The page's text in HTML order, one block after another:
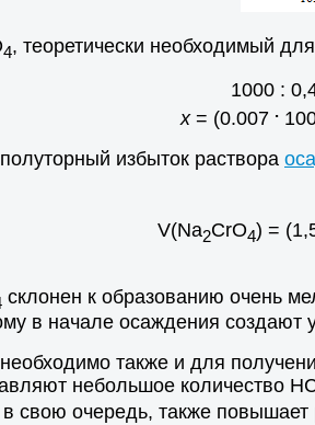
4, теоретически необходимый
1000 :
х= (0.007 .
избыток раствора
V(Na2CrO4) =
склонен к образованию очень
в начале осаждения
также и для
небольшое количество
свою очередь, также повышает